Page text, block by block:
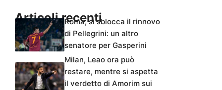
Articoli recentiRoma, si sblocca il rinnovo
di Pellegrini: un altro
senatore per Gasperini
Milan, Leao ora può
restare, mentre si aspetta
il verdetto di Amorim sui